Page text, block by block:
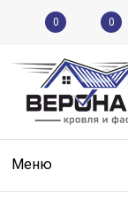
0 0
Меню